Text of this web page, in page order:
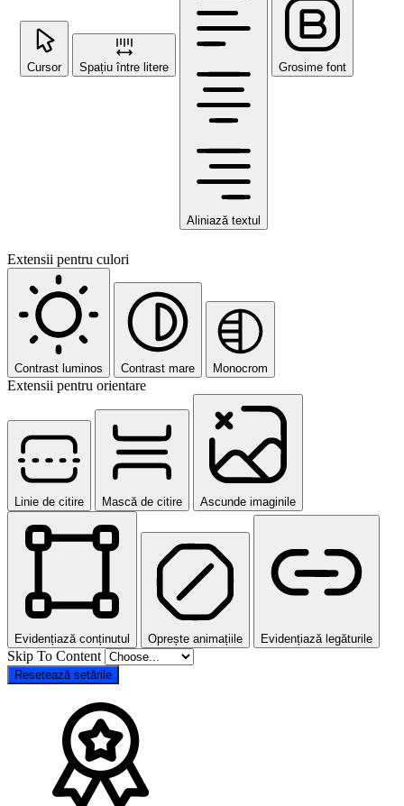
Cursor Spațiu între litere
Aliniază textul
Grosime font
Extensii pentru culori
Contrast luminos Contrast mare Monocrom
Extensii pentru orientare
Linie de citire Mască de citire Ascunde imaginile
Evidențiază conținutul Oprește animațiile Evidențiază legăturile
Skip To Content
Resetează setările